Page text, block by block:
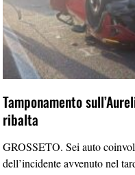
Tamponamento
ribalta
GROSSETO. Sei auto
dell’incidente avvenuto nel